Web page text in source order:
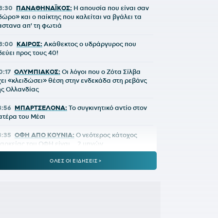
ΠΑΝΑΘΗΝΑΪΚΟΣ: Η απουσία που είναι σαν
και ο παίκτης που καλείται να βγάλει τα
απ' τη φωτιά
ΚΑΙΡΟΣ: Ακάθεκτος ο υδράργυρος που
προς τους 40!
ΟΛΥΜΠΙΑΚΟΣ: Οι λόγοι που ο Ζότα Σίλβα
«κλειδώσει» θέση στην ενδεκάδα στη ρεβάνς
Ολλανδίας
ΜΠΑΡΤΣΕΛΟΝΑ: Το συγκινητικό αντίο στον
του Μέσι
ΟΦΗ ΑΠΟ ΚΟΥΝΙΑ: Ο νεότερος κάτοχος
του ΟΦΗ είναι... 2 μηνών
ΓΙΑΝΝΗΣ ΚΩΝΣΤΑΝΤΕΛΙΑΣ:Έγινε μπαμπάς
δεύτερη φορά
ΟΛΕΣ ΟΙ ΕΙΔΗΣΕΙΣ >